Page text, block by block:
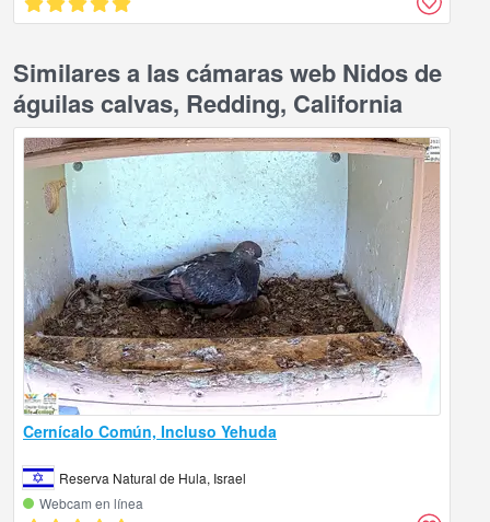
Similares a las cámaras web Nidos de
águilas calvas, Redding, California
Cernícalo Común, Incluso Yehuda
Reserva Natural de Hula, Israel
Webcam en línea